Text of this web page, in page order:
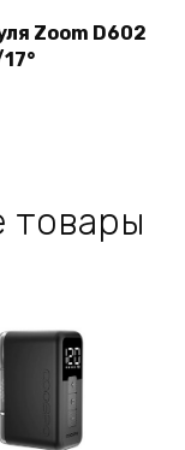
Zoom D602
товары